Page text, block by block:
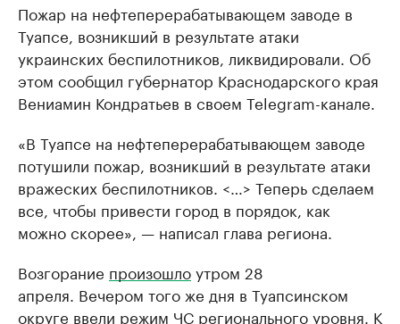
Пожар на нефтеперерабатывающем заводе в
Туапсе, возникший в результате атаки
украинских беспилотников, ликвидировали. Об
этом сообщил губернатор Краснодарского края
Вениамин Кондратьев в своем Telegram-канале.
«В Туапсе на нефтеперерабатывающем заводе
потушили пожар, возникший в результате атаки
вражеских беспилотников. <…> Теперь сделаем
все, чтобы привести город в порядок, как
можно скорее», — написал глава региона.
Возгорание произошлоутром 28
апреля. Вечером того же дня в Туапсинском
округе ввели режим ЧС регионального уровня. К